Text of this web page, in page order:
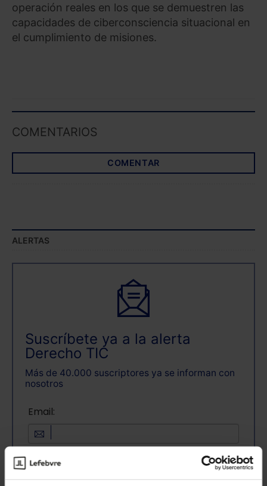
operación reales en los que se demuestren las
capacidades de ciberconsciencia situacional en
el cumplimiento de misiones.
COMENTARIOS
COMENTAR
ALERTAS
Suscríbete ya a la alerta
Derecho TIC
Más de 40.000 suscriptores ya se informan con
nosotros
Email:
Consulta la información básica sobre